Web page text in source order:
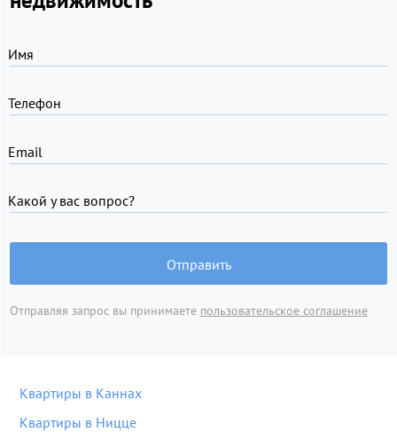
Имя
Телефон
Email
Какой у вас вопрос?
Отправить
Отправляя запрос вы принимаете пользовательское соглашение
Квартиры в Каннах
Квартиры в Ницце